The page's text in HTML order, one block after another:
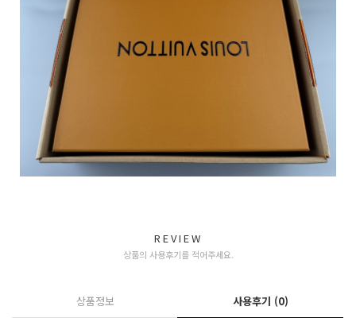
REVIEW
상품의 사용후기를 적어주세요.
상품정보 사용후기 (0)